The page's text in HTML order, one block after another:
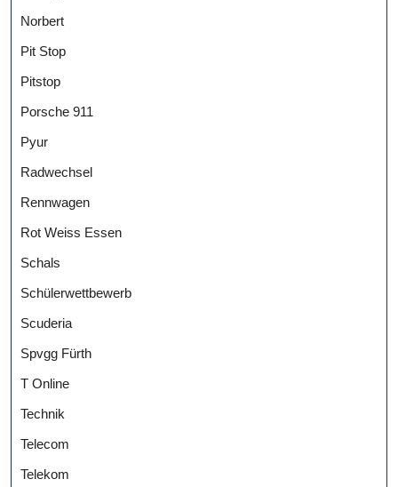
Norbert
Pit Stop
Pitstop
Porsche 911
Pyur
Radwechsel
Rennwagen
Rot Weiss Essen
Schals
Schülerwettbewerb
Scuderia
Spvgg Fürth
T Online
Technik
Telecom
Telekom